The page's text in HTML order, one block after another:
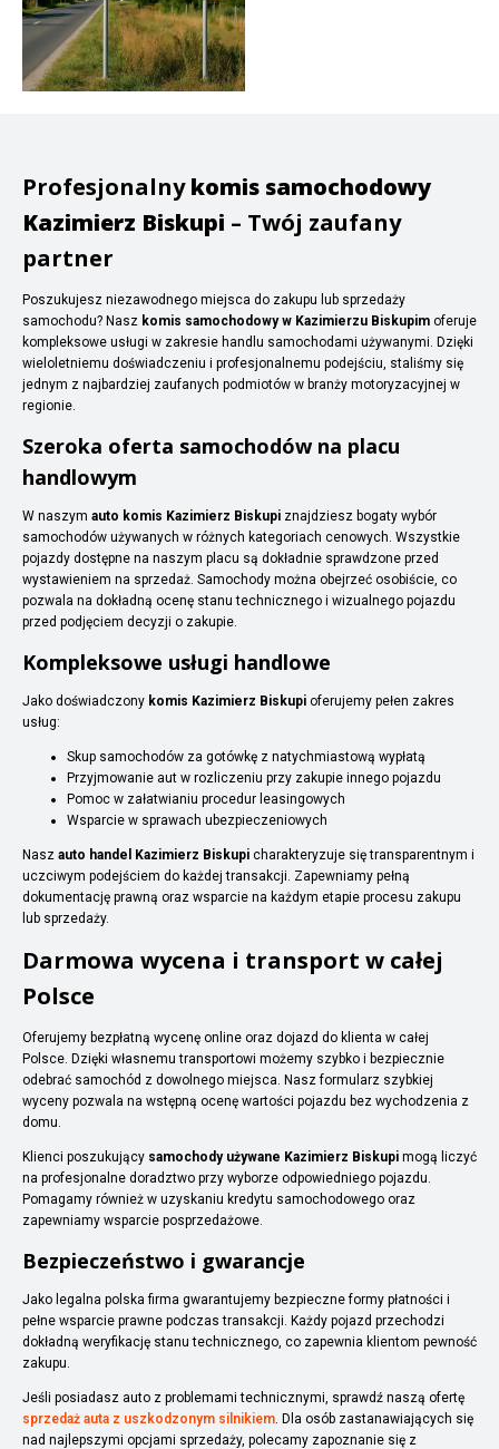
Profesjonalnykomis samochodowy
Kazimierz Biskupi – Twój zaufany
partner
Poszukujesz niezawodnego miejsca do zakupu lub sprzedaży
samochodu? Nasz komis samochodowy w Kazimierzu Biskupim oferuje
kompleksowe usługi w zakresie handlu samochodami używanymi. Dzięki
wieloletniemu doświadczeniu i profesjonalnemu podejściu, staliśmy się
jednym z najbardziej zaufanych podmiotów w branży motoryzacyjnej w
regionie.
Szeroka oferta samochodów na placu
handlowym
W naszym auto komis Kazimierz Biskupi znajdziesz bogaty wybór
samochodów używanych w różnych kategoriach cenowych. Wszystkie
pojazdy dostępne na naszym placu są dokładnie sprawdzone przed
wystawieniem na sprzedaż. Samochody można obejrzeć osobiście, co
pozwala na dokładną ocenę stanu technicznego i wizualnego pojazdu
przed podjęciem decyzji o zakupie.
Kompleksowe usługi handlowe
Jako doświadczony komis Kazimierz Biskupi oferujemy pełen zakres
usług:
Skup samochodów za gotówkę z natychmiastową wypłatą
Przyjmowanie aut w rozliczeniu przy zakupie innego pojazdu
Pomoc w załatwianiu procedur leasingowych
Wsparcie w sprawach ubezpieczeniowych
Nasz auto handel Kazimierz Biskupi charakteryzuje się transparentnym i
uczciwym podejściem do każdej transakcji. Zapewniamy pełną
dokumentację prawną oraz wsparcie na każdym etapie procesu zakupu
lub sprzedaży.
Darmowa wycena i transport w całej
Polsce
Oferujemy bezpłatną wycenę online oraz dojazd do klienta w całej
Polsce. Dzięki własnemu transportowi możemy szybko i bezpiecznie
odebrać samochód z dowolnego miejsca. Nasz formularz szybkiej
wyceny pozwala na wstępną ocenę wartości pojazdu bez wychodzenia z
domu.
Klienci poszukujący samochody używane Kazimierz Biskupi mogą liczyć
na profesjonalne doradztwo przy wyborze odpowiedniego pojazdu.
Pomagamy również w uzyskaniu kredytu samochodowego oraz
zapewniamy wsparcie posprzedażowe.
Bezpieczeństwo i gwarancje
Jako legalna polska firma gwarantujemy bezpieczne formy płatności i
pełne wsparcie prawne podczas transakcji. Każdy pojazd przechodzi
dokładną weryfikację stanu technicznego, co zapewnia klientom pewność
zakupu.
Jeśli posiadasz auto z problemami technicznymi, sprawdź naszą ofertę
sprzedaż auta z uszkodzonym silnikiem. Dla osób zastanawiających się
nad najlepszymi opcjami sprzedaży, polecamy zapoznanie się z